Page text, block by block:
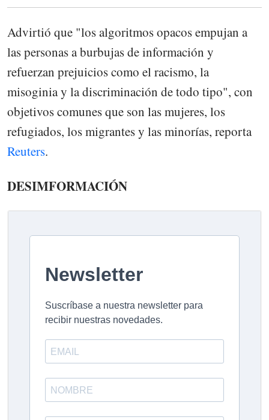
Advirtió que "los algoritmos opacos empujan a
las personas a burbujas de información y
refuerzan prejuicios como el racismo, la
misoginia y la discriminación de todo tipo", con
objetivos comunes que son las mujeres, los
refugiados, los migrantes y las minorías, reporta
Reuters.
DESIMFORMACIÓN